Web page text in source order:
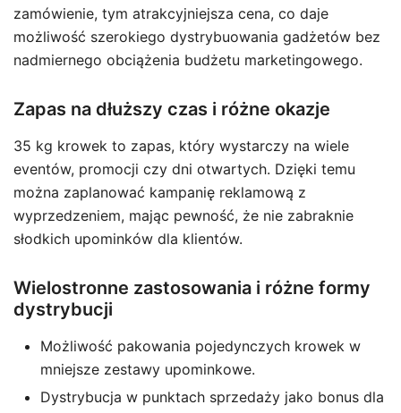
zamówienie, tym atrakcyjniejsza cena, co daje
możliwość szerokiego dystrybuowania gadżetów bez
nadmiernego obciążenia budżetu marketingowego.
Zapas na dłuższy czas i różne okazje
35 kg krowek to zapas, który wystarczy na wiele
eventów, promocji czy dni otwartych. Dzięki temu
można zaplanować kampanię reklamową z
wyprzedzeniem, mając pewność, że nie zabraknie
słodkich upominków dla klientów.
Wielostronne zastosowania i różne formy
dystrybucji
Możliwość pakowania pojedynczych krowek w
mniejsze zestawy upominkowe.
Dystrybucja w punktach sprzedaży jako bonus dla